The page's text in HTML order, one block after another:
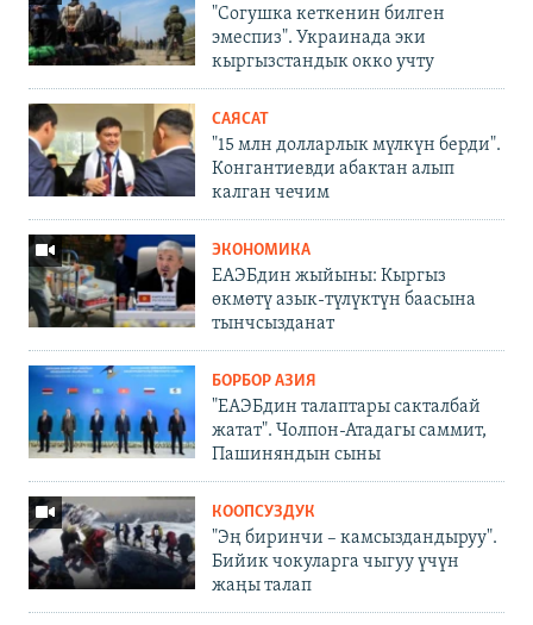
"Согушка кеткенин билген
эмеспиз". Украинада эки
кыргызстандык окко учту
САЯСАТ
"15 млн долларлык мүлкүн берди".
Конгантиевди абактан алып
калган чечим
ЭКОНОМИКА
ЕАЭБдин жыйыны: Кыргыз
өкмөтү азык-түлүктүн баасына
тынчсызданат
БОРБОР АЗИЯ
"ЕАЭБдин талаптары сакталбай
жатат". Чолпон-Атадагы саммит,
Пашиняндын сыны
КООПСУЗДУК
"Эң биринчи – камсыздандыруу".
Бийик чокуларга чыгуу үчүн
жаңы талап